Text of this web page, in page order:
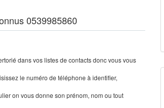
0539985860
dans vos listes de contacts donc vous vous
le numéro de téléphone à identifier,
on vous donne son prénom, nom ou tout